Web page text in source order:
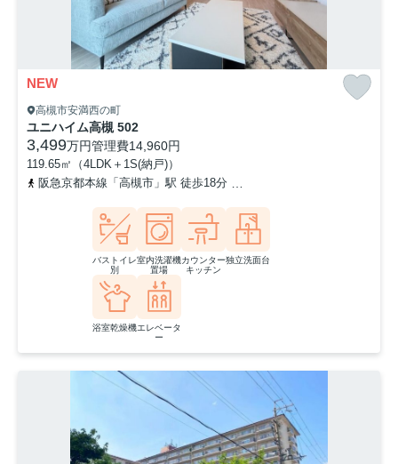
NEW
高槻市安満西の町
ユニハイム高槻 502
3,499万円管理費14,960円
119.65㎡（4LDK＋1S(納戸)）
阪急京都本線「高槻市」駅 徒歩18分
バストイレ
別
室内洗濯機
置場
カウンター
キッチン
独立洗面台
浴室乾燥機エレベータ
ー